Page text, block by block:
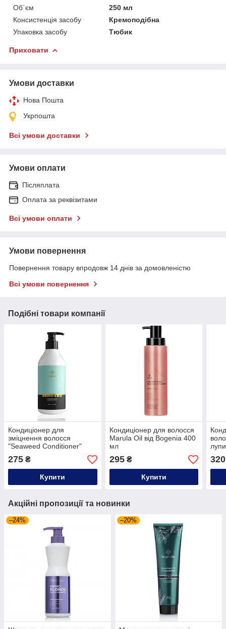
Об`єм
250 мл
Консистенція засобу
Кремоподібна
Упаковка засобу
Тюбик
Приховати
Умови доставки
Нова Пошта
Укрпошта
Всі умови доставки
Умови оплати
Післяплата
Оплата за реквізитами
Всі умови оплати
Умови повернення
Повернення товару впродовж 14 днів за домовленістю
Всі умови повернення
Подібні товари компанії
Кондиціонер для
зміцнення волосся
"Seaweed Conditioner"
Bogenia 450 мл
275 ₴
Купити
Кондиціонер для волосся
Marula Oil від Bogenia 400
мл
295₴
Купити
320
Акційні пропозиції та новинки
–24% –20%